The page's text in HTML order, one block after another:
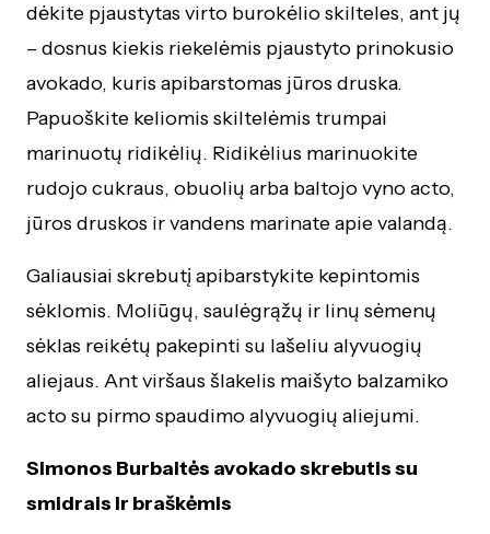
dėkite pjaustytas virto burokėlio skilteles, ant jų
– dosnus kiekis riekelėmis pjaustyto prinokusio
avokado, kuris apibarstomas jūros druska.
Papuoškite keliomis skiltelėmis trumpai
marinuotų ridikėlių. Ridikėlius marinuokite
rudojo cukraus, obuolių arba baltojo vyno acto,
jūros druskos ir vandens marinate apie valandą.
Galiausiai skrebutį apibarstykite kepintomis
sėklomis. Moliūgų, saulėgrąžų ir linų sėmenų
sėklas reikėtų pakepinti su lašeliu alyvuogių
aliejaus. Ant viršaus šlakelis maišyto balzamiko
acto su pirmo spaudimo alyvuogių aliejumi.
Simonos Burbaitės avokado skrebutis su
smidrais ir braškėmis